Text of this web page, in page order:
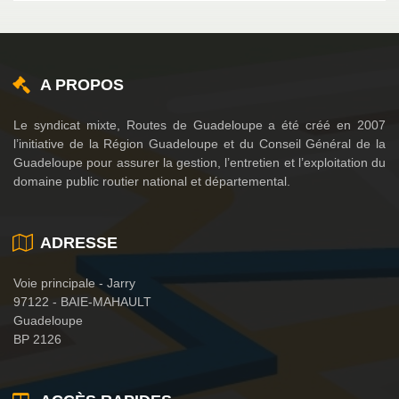
A PROPOS
Le syndicat mixte, Routes de Guadeloupe a été créé en 2007
l’initiative de la Région Guadeloupe et du Conseil Général de la
Guadeloupe pour assurer la gestion, l’entretien et l’exploitation du
domaine public routier national et départemental.
ADRESSE
Voie principale - Jarry
97122 - BAIE-MAHAULT
Guadeloupe
BP 2126